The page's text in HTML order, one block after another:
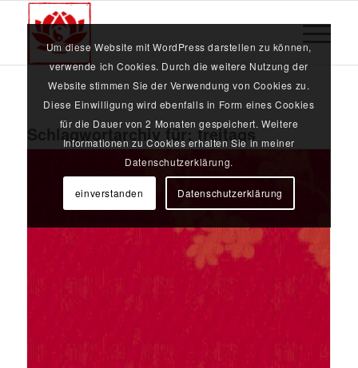
Schlagwortarchiv für:freitags
Um diese Website mit WordPress darstellen zu können,
verwende ich Cookies. Durch die weitere Nutzung der
Website stimmen Sie der Verwendung von Cookies zu.
Diese Einwilligung wird ebenfalls in Form eines Cookies
für die Dauer von 2 Monaten gespeichert. Weitere
Informationen zu Cookies erhalten Sie in meiner
Datenschutzerklärung.
einverstanden Datenschutzerklärung